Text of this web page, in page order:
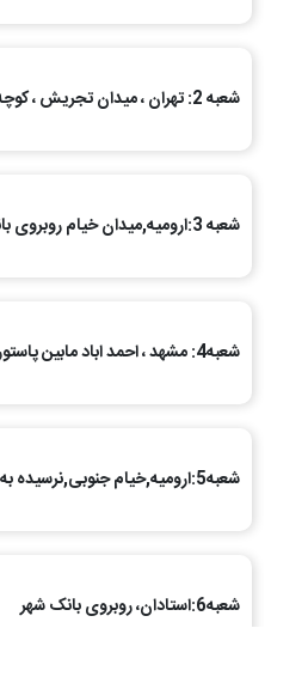
شعبه 2: تهران ، میدان تجریش ، کوچه زعیم(ورودی قائم) پلاک 17
شعبه 3:ارومیه,میدان خیام روبروی بانک پاسارگاد,پلاک127
شعبه4: مشهد ، احمد اباد مابین پاستور و قائم ، جنب بانک مسکن
شعبه5:ارومیه,خیام جنوبی,نرسیده به میدان خیام پلاک119
شعبه6:استادان، روبروی بانک شهر